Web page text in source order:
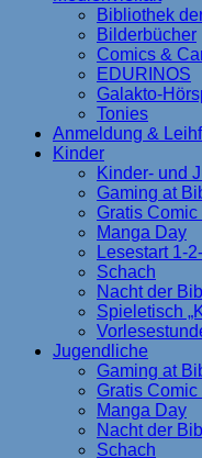
Bibliothek
Bilderbücher
Comics &
EDURINOS
Galakto-
Tonies
Anmeldung &
Kinder
Kinder- und
Gaming at
Gratis Comic
Manga Day
Lesestart 1-
Schach
Nacht der
Spieletisch
Jugendliche
Gaming at
Gratis Comic
Manga Day
Nacht der
Schach